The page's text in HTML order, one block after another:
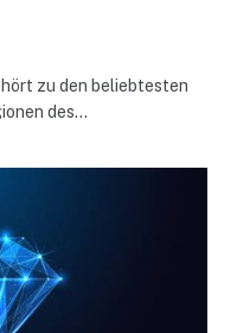
zu den beliebtesten
des…